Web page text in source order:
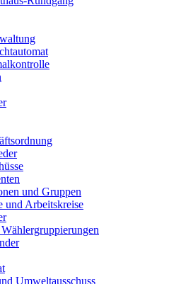
und Gruppen
und Arbeitskreise
Umweltausschuss